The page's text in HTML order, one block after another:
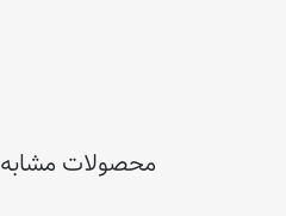
محصولات مشابه